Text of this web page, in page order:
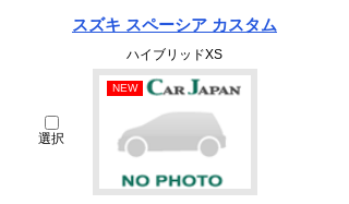
スズキ スペーシア カスタム
ハイブリッドXS
選択
NEW